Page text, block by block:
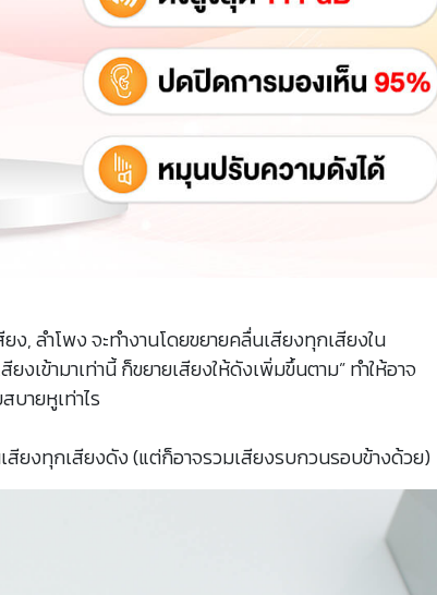
, ลำโพง จะทำงานโดยขยายคลื่นเสียงทุกเสียงใน
งเข้ามาเท่านี้ ก็ขยายเสียงให้ดังเพิ่มขึ้นตาม” ทำให้อาจ
บายหูเท่าไร
สียงทุกเสียงดัง (แต่ก็อาจรวมเสียงรบกวนรอบข้างด้วย)